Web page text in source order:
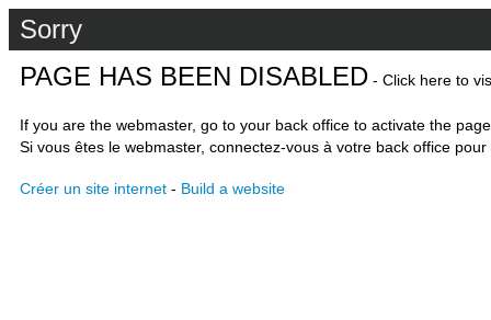
Sorry
PAGE HAS BEEN DISABLED - Click here to
If you are the webmaster, go to your back office to activate the
Si vous êtes le webmaster, connectez-vous à votre back office
Créer un site internet - Build a website